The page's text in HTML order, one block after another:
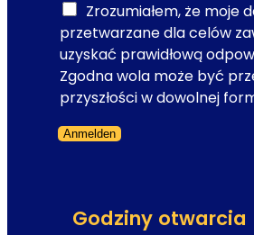
e
s
t
r
a
j
Zrozumiałem, że moje
przetwarzane dla celów
uzyskać prawidłową
Zgodna wola może być
przyszłości w dowolnej
Anmelden
Godziny otwarcia